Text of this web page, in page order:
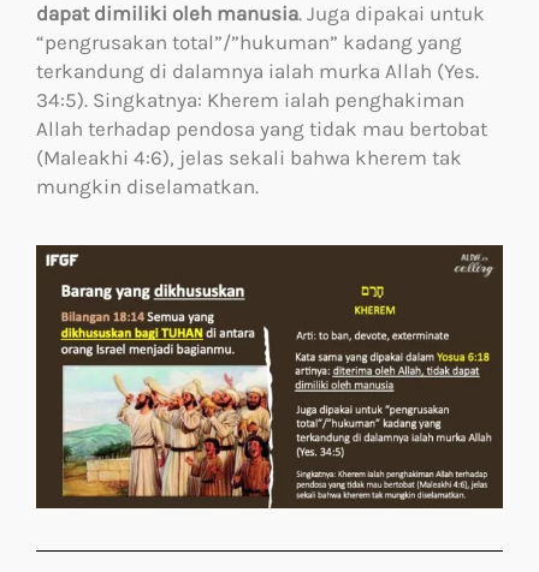
dapat dimiliki oleh manusia. Juga dipakai untuk
“pengrusakan total”/”hukuman” kadang yang
terkandung di dalamnya ialah murka Allah (Yes.
34:5). Singkatnya: Kherem ialah penghakiman
Allah terhadap pendosa yang tidak mau bertobat
(Maleakhi 4:6), jelas sekali bahwa kherem tak
mungkin diselamatkan.